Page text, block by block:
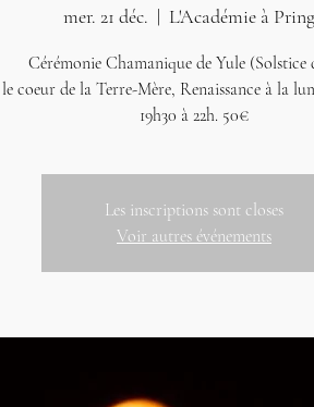
mer. 21 déc.
  |
L'Académie à
Cérémonie Chamanique de Yule (Solstice
coeur de la Terre-Mère, Renaissance à la
19h30 à 22h. 50€
Les inscriptions sont closes
Voir autres événements